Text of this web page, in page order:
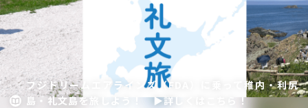
フジドリームエアラインズ（FDA）に乗って稚内・利尻
島・礼文島を旅しよう！ ▶詳しくはこちら！